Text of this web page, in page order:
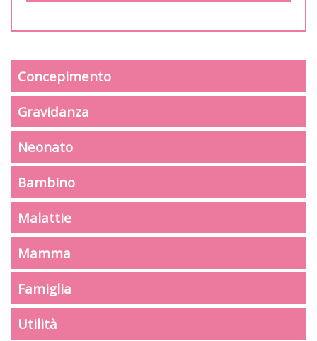
Concepimento
Gravidanza
Neonato
Bambino
Malattie
Mamma
Famiglia
Utilità